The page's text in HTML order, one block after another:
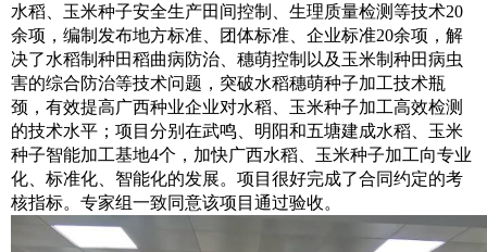
水稻、玉米种子安全生产田间控制、生理质量检测等技术20
余项，编制发布地方标准、团体标准、企业标准20余项，解
决了水稻制种田稻曲病防治、穗萌控制以及玉米制种田病虫
害的综合防治等技术问题，突破水稻穗萌种子加工技术瓶
颈，有效提高广西种业企业对水稻、玉米种子加工高效检测
的技术水平；项目分别在武鸣、明阳和五塘建成水稻、玉米
种子智能加工基地4个，加快广西水稻、玉米种子加工向专业
化、标准化、智能化的发展。项目很好完成了合同约定的考
核指标。专家组一致同意该项目通过验收。